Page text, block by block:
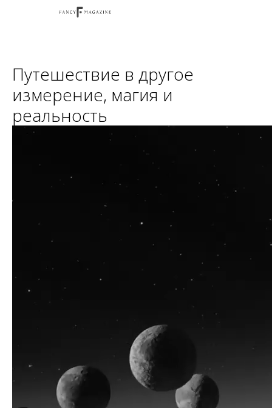
Путешествие в другое
измерение, магия и
реальность